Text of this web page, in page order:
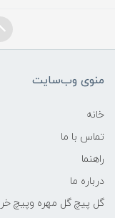
منوی وب‌سایت
خانه
تماس با ما
راهنما
درباره ما
گل پیچ گل مهره وپیچ